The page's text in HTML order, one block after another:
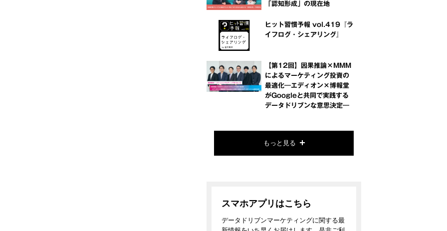
「認知形成」の現在地
ヒット習慣予報 vol.419『ラ
イフログ・シェアリング』
【第12回】因果推論×MMM
によるマーケティング投資の
最適化―エディオン×博報堂
がGoogleと共同で実践する
データドリブンな意思決定―
もっと見る
スマホアプリはこちら
データドリブンマーケティングに関する最